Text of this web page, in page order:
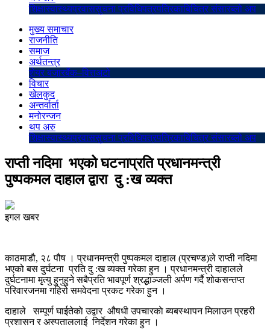
शिक्षास्वास्थ्यप्रवाससुचना प्रविधिपत्रपत्रिकाबिचित्र संसारब्लो अप
मुख्य समाचार
राजनीति
समाज
अर्थतन्त्र
शेयर बजारबैंक–वित्तअटो
विचार
खेलकुद
अन्तर्वार्ता
मनोरन्जन
थप अरु
शिक्षास्वास्थ्यप्रवाससुचना प्रविधिपत्रपत्रिकाबिचित्र संसारब्लो अप
राप्ती नदिमा भएको घटनाप्रति प्रधानमन्त्री
पुष्पकमल दाहाल द्वारा दु :ख व्यक्त
इगल खबर
काठमाडौ, २८ पौष । प्रधानमन्त्री पुष्पकमल दाहाल (प्रचण्ड)ले राप्ती नदिमा
भएको बस दुर्घटना प्रति दु :ख व्यक्त गरेका हुन । प्रधानमन्त्री दाहालले
दुर्घटनामा मृत्यु हुनुहुने सबैप्रति भावपूर्ण श्रद्धाञ्जली अर्पण गर्दै शोकसन्तप्त
परिवारजनमा गहिरो समवेदना प्रकट गरेका हुन ।
दाहाले सम्पूर्ण घाईतेकाे उद्वार औषधी उपचारकाे ब्यबस्थापन मिलाउन प्रहरी
प्रशासन र अस्पताललाई निर्देशन गरेका हुन ।